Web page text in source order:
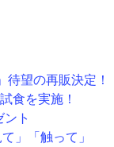
望の再販決定！
食を実施！
ト
」「触って」